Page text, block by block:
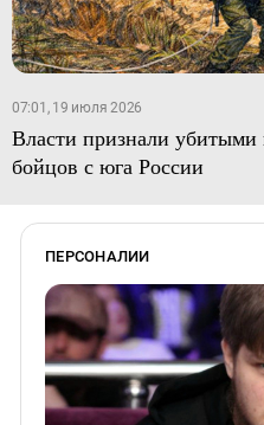
07:01, 19 июля 2026
Власти признали
бойцов с юга России
ПЕРСОНАЛИИ